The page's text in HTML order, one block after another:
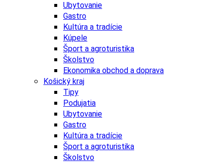
Ubytovanie
Gastro
Kultúra a tradície
Kúpele
Šport a agroturistika
Školstvo
Ekonomika obchod a doprava
Košický kraj
Tipy
Podujatia
Ubytovanie
Gastro
Kultúra a tradície
Šport a agroturistika
Školstvo